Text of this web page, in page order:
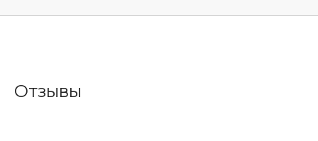
Отзывы